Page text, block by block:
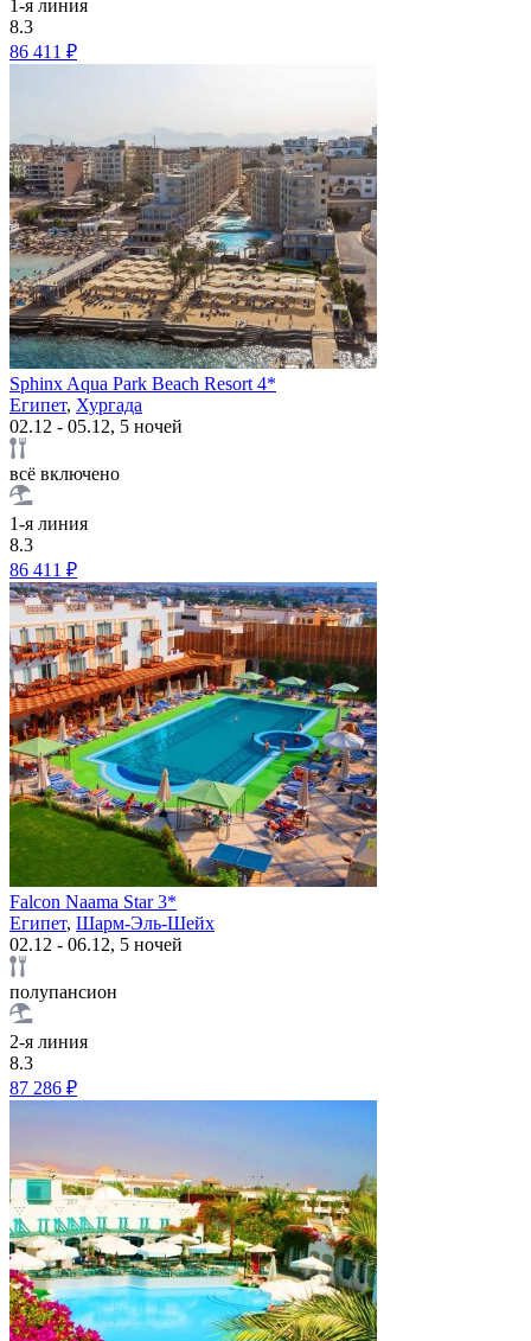
1-я линия
8.3
86 411 ₽
Sphinx Aqua Park Beach Resort 4*
Египет, Хургада
02.12 - 05.12, 5 ночей
всё включено
1-я линия
8.3
86 411 ₽
Falcon Naama Star 3*
Египет, Шарм-Эль-Шейх
02.12 - 06.12, 5 ночей
полупансион
2-я линия
8.3
87 286 ₽